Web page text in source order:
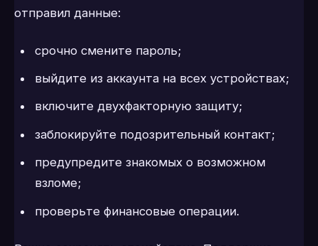
отправил данные:
срочно смените пароль;
выйдите из аккаунта на всех устройствах;
включите двухфакторную защиту;
заблокируйте подозрительный контакт;
предупредите знакомых о возможном
взломе;
проверьте финансовые операции.